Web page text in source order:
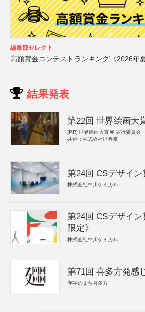
編集部セレクト
高額賞金コンテストランキング《2026年夏
結果発表
第22回 世界絵画大
[PR] 世界絵画大賞展 実行委員会
共催：株式会社世界堂
第24回 CSデザイン
株式会社中川ケミカル
第24回 CSデザイ
限定》
株式会社中川ケミカル
第71回 喜多方発感
漢字のまち喜多方